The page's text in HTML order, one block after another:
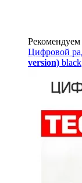
Рекомендуем
Цифровой
version) black